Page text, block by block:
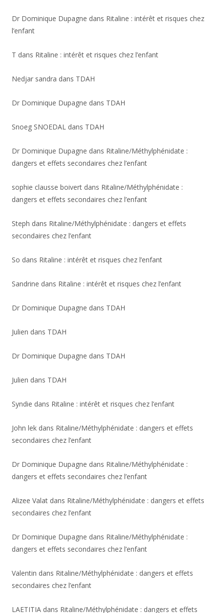
Dr Dominique Dupagne dans Ritaline : intérêt et risques chez
l’enfant
T dans Ritaline : intérêt et risques chez l’enfant
Nedjar sandra dans TDAH
Dr Dominique Dupagne dans TDAH
Snoeg SNOEDAL dans TDAH
Dr Dominique Dupagne dans Ritaline/Méthylphénidate :
dangers et effets secondaires chez l’enfant
sophie clausse boivert dans Ritaline/Méthylphénidate :
dangers et effets secondaires chez l’enfant
Steph dans Ritaline/Méthylphénidate : dangers et effets
secondaires chez l’enfant
So dans Ritaline : intérêt et risques chez l’enfant
Sandrine dans Ritaline : intérêt et risques chez l’enfant
Dr Dominique Dupagne dans TDAH
Julien dans TDAH
Dr Dominique Dupagne dans TDAH
Julien dans TDAH
Syndie dans Ritaline : intérêt et risques chez l’enfant
John lek dans Ritaline/Méthylphénidate : dangers et effets
secondaires chez l’enfant
Dr Dominique Dupagne dans Ritaline/Méthylphénidate :
dangers et effets secondaires chez l’enfant
Alizee Valat dans Ritaline/Méthylphénidate : dangers et effets
secondaires chez l’enfant
Dr Dominique Dupagne dans Ritaline/Méthylphénidate :
dangers et effets secondaires chez l’enfant
Valentin dans Ritaline/Méthylphénidate : dangers et effets
secondaires chez l’enfant
LAETITIA dans Ritaline/Méthylphénidate : dangers et effets